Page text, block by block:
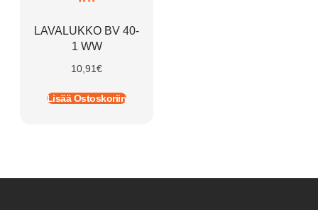
LAVALUKKO BV 40-
1 WW
10,91€
Lisää Ostoskoriin